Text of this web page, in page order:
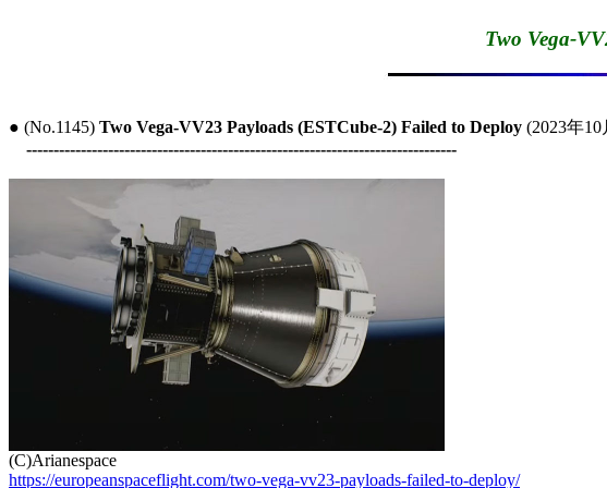
Two Vega-
● (No.1145) Two Vega-VV23 Payloads (ESTCube-2) Failed to Deploy (2023年10
-------------------------------------------------------------------------------
https://europeanspaceflight.com/two-vega-vv23-payloads-failed-to-deploy/